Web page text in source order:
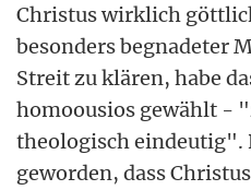
Christus wirklich
besonders begnadeter
Streit zu klären, habe
homoousios gewählt -
theologisch eindeutig".
geworden, dass